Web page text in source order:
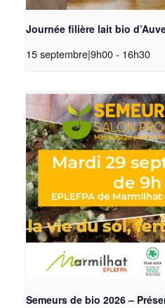
Journée filière lait bio
15 septembre|9h00- 16h30
Semeurs de bio 2026 –